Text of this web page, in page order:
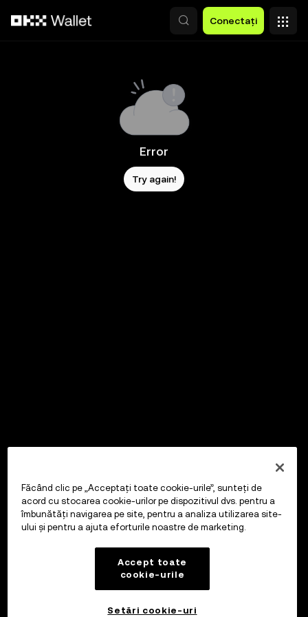
Conectați
Error
Try again!
Făcând clic pe „Acceptați toate cookie-urile”, sunteți de
acord cu stocarea cookie-urilor pe dispozitivul dvs. pentru a
îmbunătăți navigarea pe site, pentru a analiza utilizarea site-
ului și pentru a ajuta eforturile noastre de marketing.
Accept toate
cookie-urile
Setări cookie-uri